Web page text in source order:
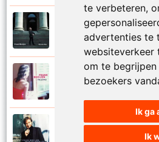
te verbeteren,
advertenties te
websiteverkeer
om te
bezoekers
Ik ga
Ik
Frank Boeijen
Op een dag
Frank Boeijen
Op het terras
Frank Boeijen